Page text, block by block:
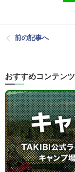
前の記事へ
おすすめコンテンツ